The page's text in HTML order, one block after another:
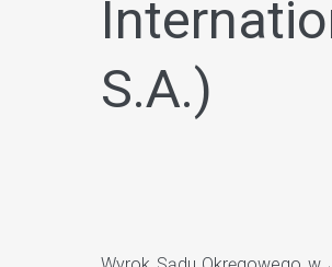
S.A.)